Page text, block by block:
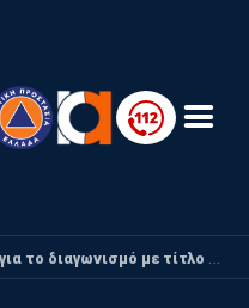
έργου για την πρόληψη, άμεση επέμβαση και αντιμετώπιση των επιπτώσεων από φυσικές καταστροφές"